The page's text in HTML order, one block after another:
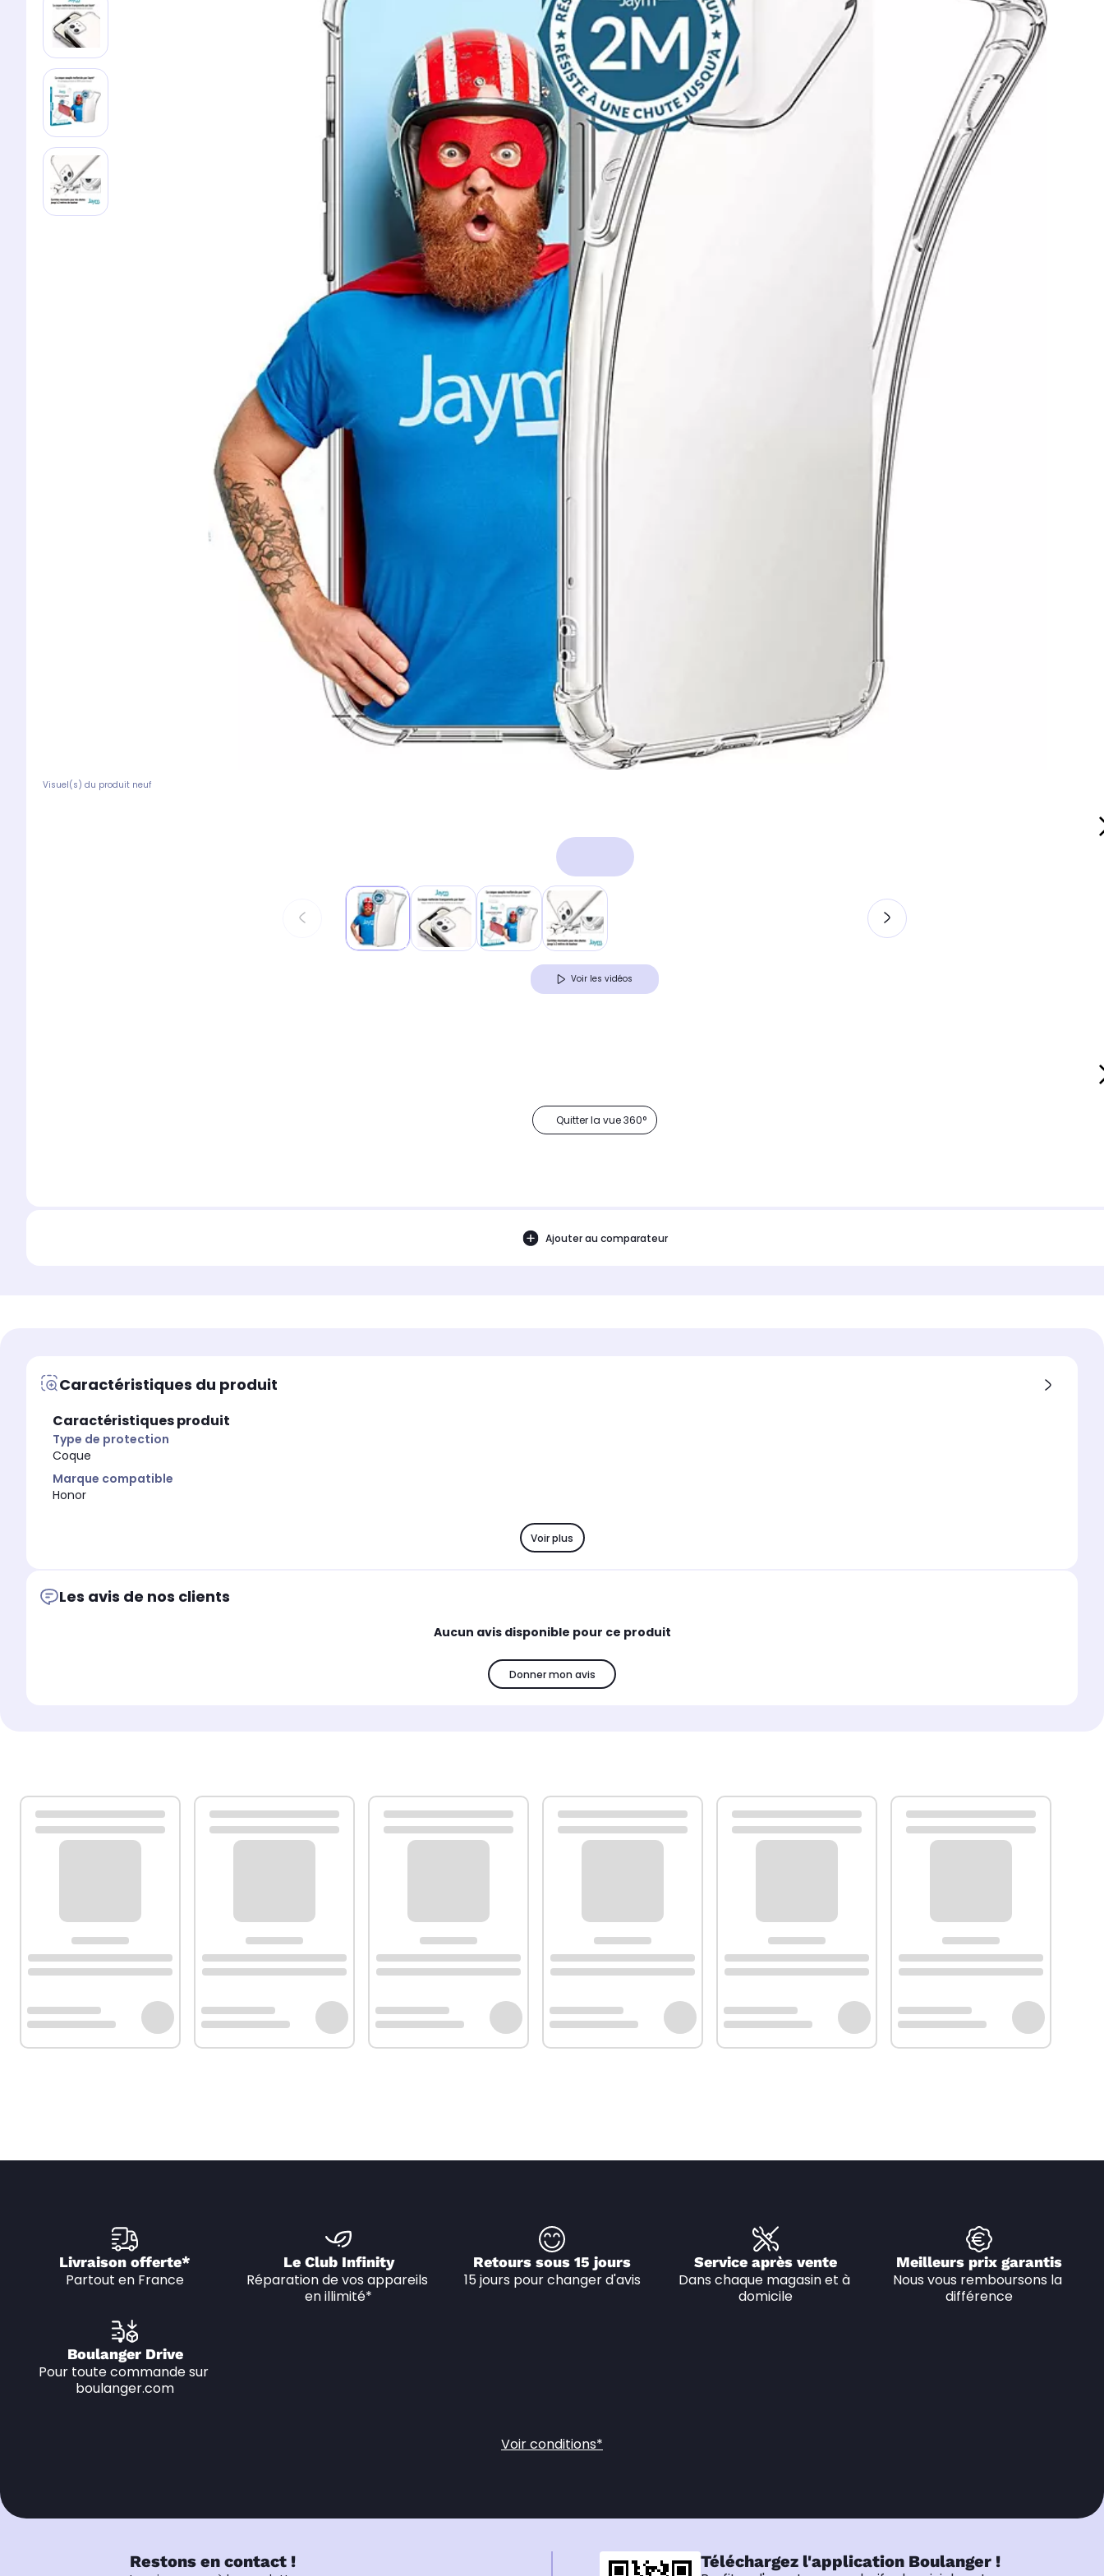
Visuel(s) du produit neuf
Voir les vidéos
Quitter la vue 360°
Ajouter au comparateur
Caractéristiques du produit
Caractéristiques produit
Type de protection
Coque
Marque compatible
Honor
Voir plus
Les avis de nos clients
Aucun avis disponible pour ce produit
Donner mon avis
Livraison offerte*
Partout en France
Le Club Infinity
Réparation de vos appareils
en illimité*
Retours sous 15 jours
15 jours pour changer d'avis
Service après vente
Dans chaque magasin et à
domicile
Meilleurs prix garantis
Nous vous remboursons la
différence
Boulanger Drive
Pour toute commande sur
boulanger.com
Voir conditions*
Restons en contact ! Téléchargez l'application Boulanger !